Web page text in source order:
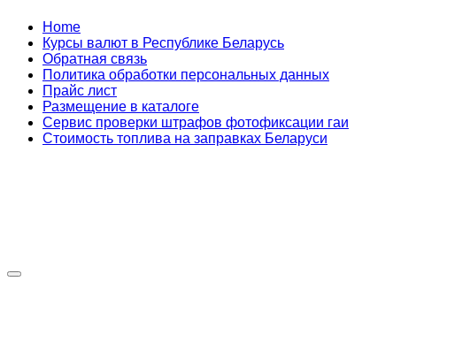
Skip
content
Home
Курсы валют в Республике Беларусь
Обратная связь
Политика обработки персональных данных
Прайс лист
Размещение в каталоге
Сервис проверки штрафов фотофиксации гаи
Стоимость топлива на заправках Беларуси